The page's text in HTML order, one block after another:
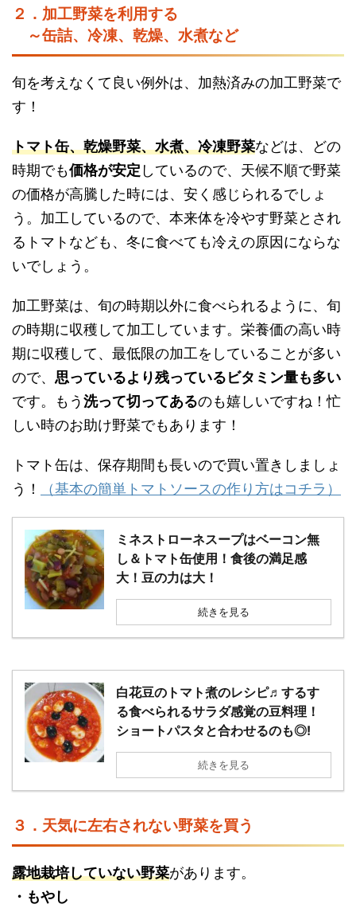
２．加工野菜を利用する
～缶詰、冷凍、乾燥、水煮など
旬を考えなくて良い例外は、加熱済みの加工野菜で
す！
トマト缶、乾燥野菜、水煮、冷凍野菜などは、どの
時期でも価格が安定 しているので、天候不順で野菜
の価格が高騰した時には、安く感じられるでしょ
う。加工しているので、本来体を冷やす野菜とされ
るトマトなども、冬に食べても冷えの原因にならな
いでしょう。
加工野菜は、旬の時期以外に食べられるように、旬
の時期に収穫して加工しています。栄養価の高い時
期に収穫して、最低限の加工をしていることが多い
ので、 思っているより残っているビタミン量も多い
です。もう洗って切ってあるのも嬉しいですね！忙
しい時のお助け野菜でもあります！
トマト缶は、保存期間も長いので買い置きしましょ
う！
（基本の簡単トマトソースの作り方はコチラ）
ミネストローネスープはベーコン無
し＆トマト缶使用！食後の満足感
大！豆の力は大！
続きを見る
白花豆のトマト煮のレシピ♬するす
る食べられるサラダ感覚の豆料理！
ショートパスタと合わせるのも◎!
続きを見る
３．天気に左右されない野菜を買う
露地栽培していない野菜があります。
・もやし